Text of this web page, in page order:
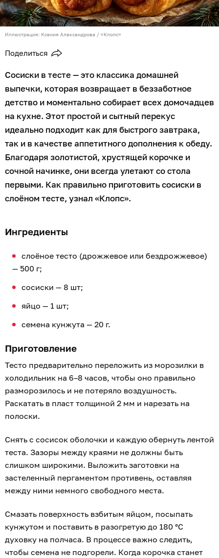
Иллюстрация: Ксения Александрова / «Клопс»
Поделиться
Сосиски в тесте — это классика домашней
выпечки, которая возвращает в беззаботное
детство и моментально собирает всех домочадцев
на кухне. Этот простой и сытный перекус
идеально подходит как для быстрого завтрака,
так и в качестве аппетитного дополнения к обеду.
Благодаря золотистой, хрустящей корочке и
сочной начинке, они всегда улетают со стола
первыми. Как правильно приготовить сосиски в
слоёном тесте, узнал «Клопс».
Ингредиенты
слоёное тесто (дрожжевое или бездрожжевое)
— 500 г;
сосиски — 8 шт;
яйцо — 1 шт;
семена кунжута — 20 г.
Приготовление
Тесто предварительно переложить из морозилки в
холодильник на 6–8 часов, чтобы оно правильно
разморозилось и не потеряло воздушность.
Раскатать в пласт толщиной 2 мм и нарезать на
полоски.
Снять с сосисок оболочки и каждую обернуть лентой
теста. Зазоры между краями не должны быть
слишком широкими. Выложить заготовки на
застеленный пергаментом противень, оставляя
между ними немного свободного места.
Смазать поверхность взбитым яйцом, посыпать
кунжутом и поставить в разогретую до 180 °C
духовку на полчаса. В процессе важно следить,
чтобы семена не подгорели. Когда корочка станет